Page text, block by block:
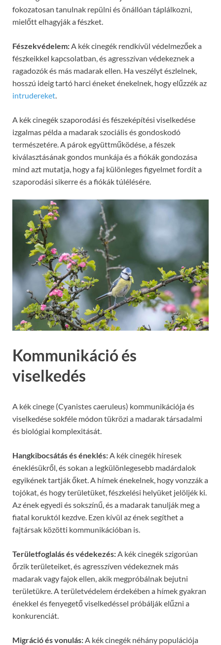
fokozatosan tanulnak repülni és önállóan táplálkozni,
mielőtt elhagyják a fészket.
Fészekvédelem:A kék cinegék rendkívül védelmezőek a
fészkeikkel kapcsolatban, és agresszívan védekeznek a
ragadozók és más madarak ellen. Ha veszélyt észlelnek,
hosszú ideig tartó harci éneket énekelnek, hogy elűzzék az
intrudereket.
A kék cinegék szaporodási és fészeképítési viselkedése
izgalmas példa a madarak szociális és gondoskodó
természetére. A párok együttműködése, a fészek
kiválasztásának gondos munkája és a fiókák gondozása
mind azt mutatja, hogy a faj különleges figyelmet fordít a
szaporodási sikerre és a fiókák túlélésére.
Kommunikáció és
viselkedés
A kék cinege (Cyanistes caeruleus) kommunikációja és
viselkedése sokféle módon tükrözi a madarak társadalmi
és biológiai komplexitását.
Hangkibocsátás és éneklés:A kék cinegék híresek
éneklésükről, és sokan a legkülönlegesebb madárdalok
egyikének tartják őket. A hímek énekelnek, hogy vonzzák a
tojókat, és hogy területüket, fészkelési helyüket jelöljék ki.
Az ének egyedi és sokszínű, és a madarak tanulják meg a
fiatal koruktól kezdve. Ezen kívül az ének segíthet a
fajtársak közötti kommunikációban is.
Területfoglalás és védekezés:A kék cinegék szigorúan
őrzik területeiket, és agresszíven védekeznek más
madarak vagy fajok ellen, akik megpróbálnak bejutni
területükre. A területvédelem érdekében a hímek gyakran
énekkel és fenyegető viselkedéssel próbálják elűzni a
konkurenciát.
Migráció és vonulás:A kék cinegék néhány populációja